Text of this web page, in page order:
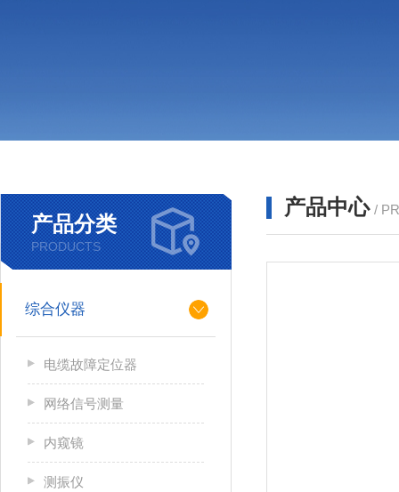
产品中心 /
产品分类
PRODUCTS
综合仪器
电缆故障定位器
网络信号测量
内窥镜
测振仪